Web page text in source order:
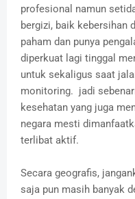
profesional namun
bergizi, baik kebersihan
paham dan punya
diperkuat lagi tinggal
untuk sekaligus saat
monitoring. jadi
kesehatan yang juga
negara mesti
terlibat aktif.
Secara geografis,
saja pun masih banyak